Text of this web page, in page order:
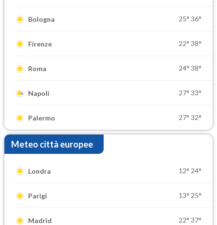
Bologna 25° 36°
Firenze 22° 38°
Roma 24° 38°
Napoli 27° 33°
Palermo 27° 32°
Meteo città europee
Londra 12° 24°
Parigi 13° 25°
Madrid 22° 37°